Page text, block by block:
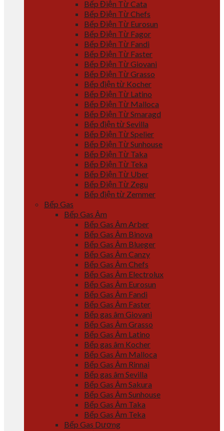
Bếp Điện Từ Cata
Bếp Điện Từ Chefs
Bếp Điện Từ Eurosun
Bếp Điện Từ Fagor
Bếp Điện Từ Fandi
Bếp Điện Từ Faster
Bếp Điện Từ Giovani
Bếp Điện Từ Grasso
Bếp điện từ Kocher
Bếp Điện Từ Latino
Bếp Điện Từ Malloca
Bếp Điện Từ Smaragd
Bếp điện từ Sevilla
Bếp Điện Từ Spelier
Bếp Điện Từ Sunhouse
Bếp Điện Từ Taka
Bếp Điện Từ Teka
Bếp Điện Từ Uber
Bếp Điện Từ Zegu
Bếp điện từ Zemmer
Bếp Gas
Bếp Gas Âm
Bếp Gas Âm Arber
Bếp Gas Âm Binova
Bếp Gas Âm Blueger
Bếp Gas Âm Canzy
Bếp Gas Âm Chefs
Bếp Gas Âm Electrolux
Bếp Gas Âm Eurosun
Bếp Gas Âm Fandi
Bếp Gas Âm Faster
Bếp gas âm Giovani
Bếp Gas Âm Grasso
Bếp Gas Âm Latino
Bếp gas âm Kocher
Bếp Gas Âm Malloca
Bếp Gas Âm Rinnai
Bếp gas âm Sevilla
Bếp Gas Âm Sakura
Bếp Gas Âm Sunhouse
Bếp Gas Âm Taka
Bếp Gas Âm Teka
Bếp Gas Dương